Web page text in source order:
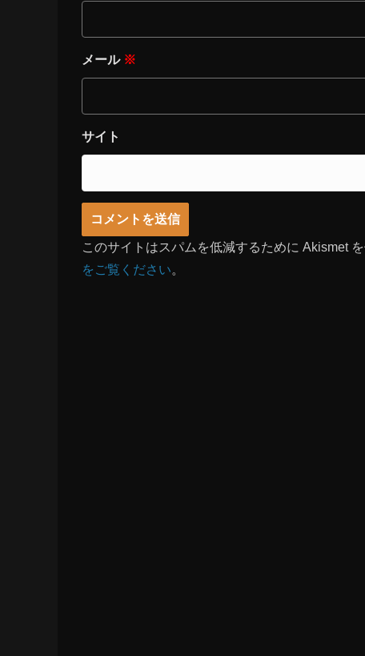
メール ※
サイト
このサイトはスパムを低減するために Akismet を
をご覧ください。